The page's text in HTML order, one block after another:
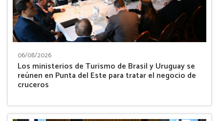
06/08/2026
Los ministerios de Turismo de Brasil y Uruguay se
reúnen en Punta del Este para tratar el negocio de
cruceros